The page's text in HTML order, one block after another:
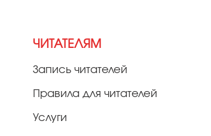
ЧИТАТЕЛЯМ
Запись читателей
Правила для читателей
Услуги